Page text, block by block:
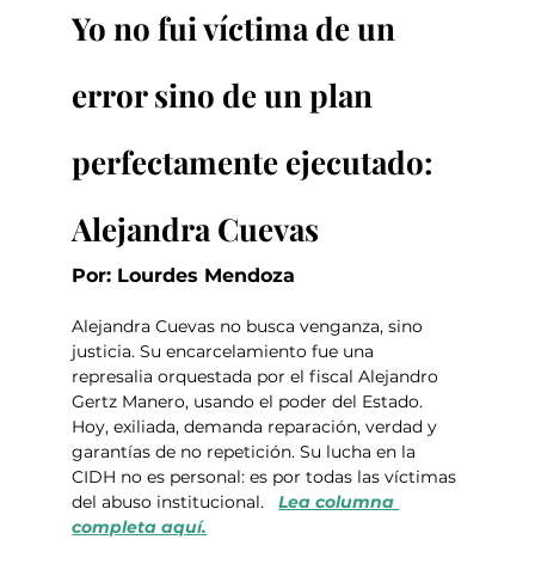
Yo no fui víctima de un
error sino de un plan
perfectamente ejecutado:
Alejandra Cuevas
Por: Lourdes Mendoza
Alejandra Cuevas no busca venganza, sino
justicia. Su encarcelamiento fue una
represalia orquestada por el fiscal Alejandro
Gertz Manero, usando el poder del Estado.
Hoy, exiliada, demanda reparación, verdad y
garantías de no repetición. Su lucha en la
CIDH no es personal: es por todas las víctimas
del abuso institucional. Lea columna
completa aquí.